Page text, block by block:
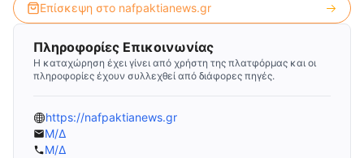
Επίσκεψη στο nafpaktianews.gr
Πληροφορίες Επικοινωνίας
Η καταχώρηση έχει γίνει από χρήστη της πλατφόρμας και οι
πληροφορίες έχουν συλλεχθεί από διάφορες πηγές.
https://nafpaktianews.gr
Μ/Δ
Μ/Δ